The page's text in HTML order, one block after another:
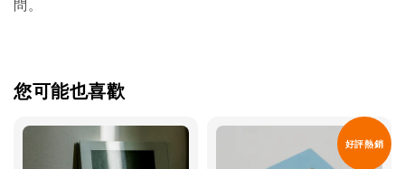
問。
您可能也喜歡
好評熱銷